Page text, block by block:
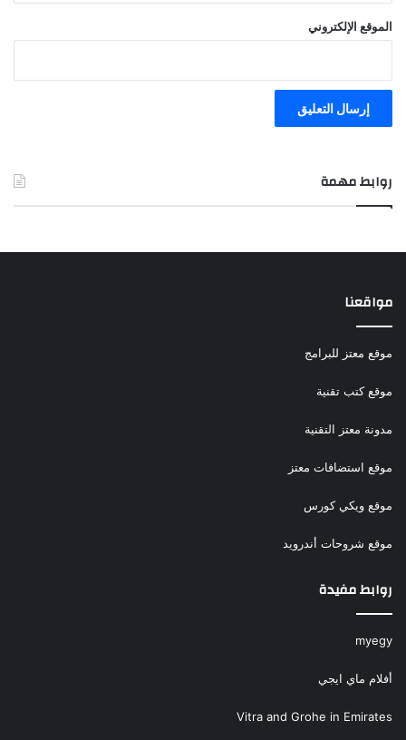
الموقع الإلكتروني
روابط مهمة
مواقعنا
موقع معتز للبرامج
موقع كتب تقنية
مدونة معتز التقنية
موقع استضافات معتز
موقع ويكي كورس
موقع شروحات أندرويد
روابط مفيدة
myegy
أفلام ماي ايجي
Vitra and Grohe in Emirates